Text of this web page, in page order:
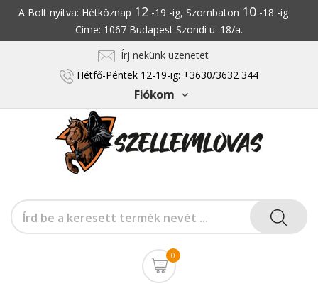
A Bolt nyitva: Hétköznap 12 -19 -ig, Szombaton 10 -18 -ig
Címe: 1067 Budapest Szondi u. 18/a.
Írj nekünk üzenetet
Hétfő-Péntek 12-19-ig: +3630/3632 344
Fiókom
0